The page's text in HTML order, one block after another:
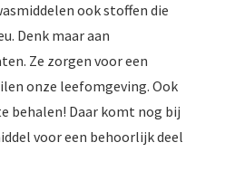
ook stoffen die
Denk maar aan
Ze zorgen voor een
onze leefomgeving. Ook
behalen! Daar komt nog bij
voor een behoorlijk deel